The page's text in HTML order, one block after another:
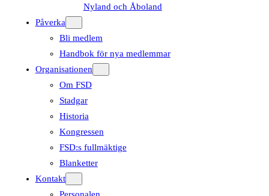
Nyland och Åboland
Påverka
Bli medlem
Handbok för nya medlemmar
Organisationen
Om FSD
Stadgar
Historia
Kongressen
FSD:s fullmäktige
Blanketter
Kontakt